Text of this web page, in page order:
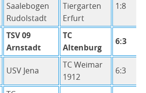
Saalebogen
Rudolstadt
Tiergarten
Erfurt
1:8
TSV 09
Arnstadt
TC
Altenburg
6:3
USV Jena
TC Weimar
1912
6:3